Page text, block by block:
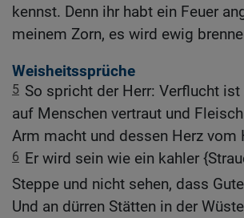
kennst. Denn ihr habt ein Feuer
meinem Zorn, es wird ewig
Weisheitssprüche
5 So spricht der Herr: Verflucht ist
auf Menschen vertraut und
Arm macht und dessen Herz vom
6 Er wird sein wie ein kahler
Steppe und nicht sehen, dass
Und an dürren Stätten in der